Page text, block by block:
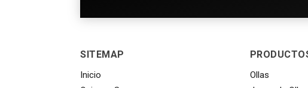
SITEMAP
Inicio
Ollas